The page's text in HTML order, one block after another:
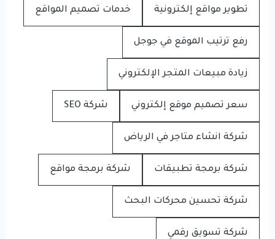
تطوير مواقع إلكترونية خدمات تصميم المواقع
رفع ترتيب الموقع في جوجل
زيادة مبيعات المتجر الإلكتروني
سعر تصميم موقع إلكتروني شركة SEO
شركة انشاء متاجر في الرياض
شركة برمجة تطبيقات شركة برمجة مواقع
شركة تحسين محركات البحث
شركة تسويق رقمي